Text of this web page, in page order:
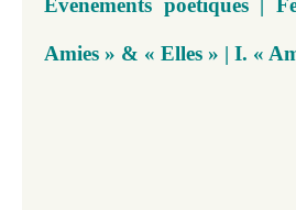
Événements poétiques |
Amies » & « Elles » | I. «